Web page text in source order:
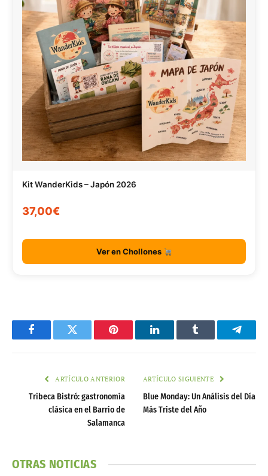
Kit WanderKids – Japón 2026
37,00€
Ver en Chollones
FacebookTwitter Pinterest LinkedInTumblr
ARTÍCULO ANTERIOR
Tribeca Bistró: gastronomía
clásica en el Barrio de
Salamanca
ARTÍCULO SIGUIENTE
Blue Monday: Un Análisis del Día
Más Triste del Año
OTRAS NOTICIAS